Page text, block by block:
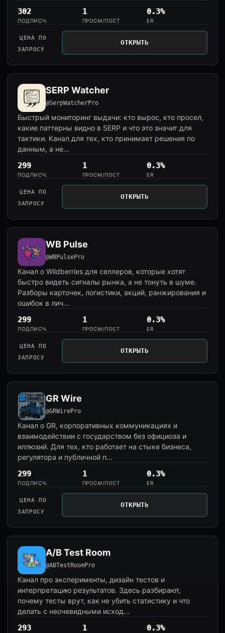
302
ПОДПИСЧ.
1
ПРОСМ/ПОСТ
0.3%
ER
ЦЕНА ПО
ЗАПРОСУ
ОТКРЫТЬ
SERP Watcher
@SerpWatcherPro
Быстрый мониторинг выдачи: кто вырос, кто просел,
какие паттерны видно в SERP и что это значит для
тактики. Канал для тех, кто принимает решения по
данным, а не...
299
ПОДПИСЧ.
1
ПРОСМ/ПОСТ
0.3%
ER
ЦЕНА ПО
ЗАПРОСУ
ОТКРЫТЬ
WB Pulse
@WBPulsePro
Канал о Wildberries для селлеров, которые хотят
быстро видеть сигналы рынка, а не тонуть в шуме.
Разборы карточек, логистики, акций, ранжирования и
ошибок в лич...
299
ПОДПИСЧ.
1
ПРОСМ/ПОСТ
0.3%
ER
ЦЕНА ПО
ЗАПРОСУ
ОТКРЫТЬ
GR Wire
@GRWirePro
Канал о GR, корпоративных коммуникациях и
взаимодействии с государством без официоза и
иллюзий. Для тех, кто работает на стыке бизнеса,
регулятора и публичной п...
299
ПОДПИСЧ.
1
ПРОСМ/ПОСТ
0.3%
ER
ЦЕНА ПО
ЗАПРОСУ
ОТКРЫТЬ
A/B Test Room
@ABTestRoomPro
Канал про эксперименты, дизайн тестов и
интерпретацию результатов. Здесь разбирают,
почему тесты врут, как не убить статистику и что
делать с неочевидными исход...
293 1 0.3%